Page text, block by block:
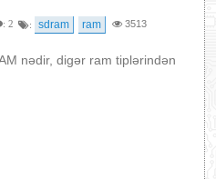
AVADANLIQLAR
IT LÜĞƏT
: 2 : sdram ram 3513
nədir, digər ram tiplərindən